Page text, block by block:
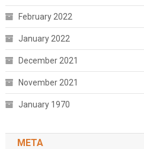
February 2022
January 2022
December 2021
November 2021
January 1970
META